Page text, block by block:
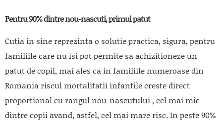
Pentru 90% dintre nou-nascuti, primul patut
Cutia in sine reprezinta o solutie practica, sigura, pentru
familiile care nu isi pot permite sa achizitioneze un
patut de copil, mai ales ca in familiile numeroase din
Romania riscul mortalitatii infantile creste direct
proportional cu rangul nou-nascutului , cel mai mic
dintre copii avand, astfel, cel mai mare risc. In peste 90%